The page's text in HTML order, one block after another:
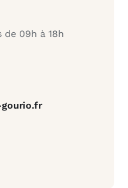
09h à 18h
gourio.fr